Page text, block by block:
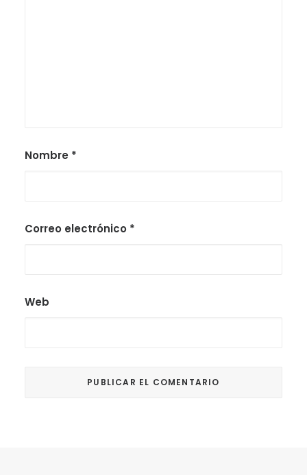
Nombre *
Correo electrónico *
Web